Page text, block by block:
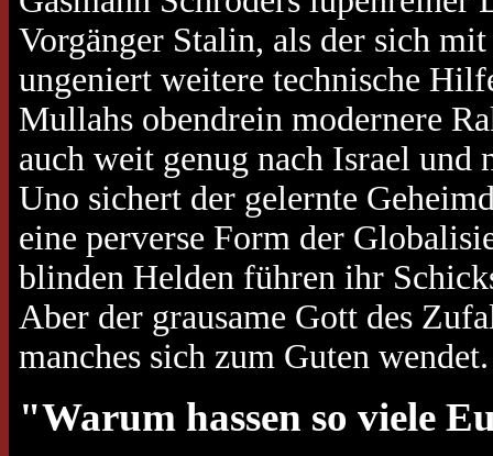
Vorgänger Stalin, als der sich
ungeniert weitere technische
Mullahs obendrein modernere
auch weit genug nach Israel
Uno sichert der gelernte
eine perverse Form der
blinden Helden führen ihr
Aber der grausame Gott des
manches sich zum Guten wendet.
"Warum hassen so viele